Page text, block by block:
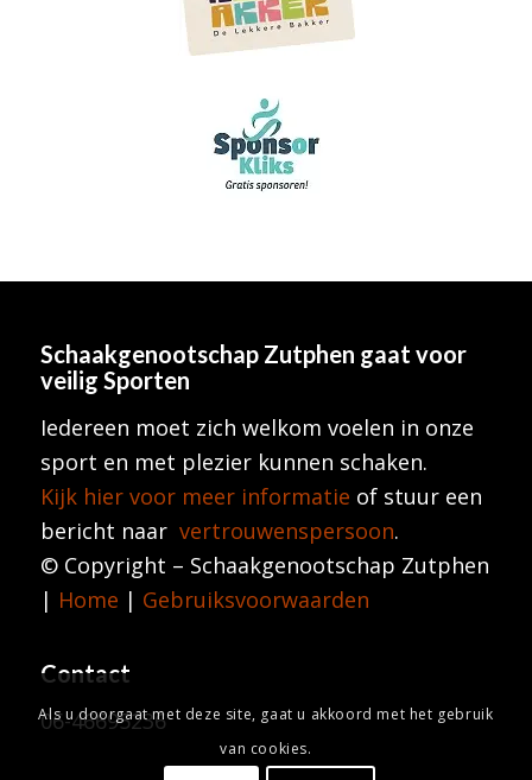
Schaakgenootschap Zutphen gaat voor
veilig Sporten
Iedereen moet zich welkom voelen in onze
sport en met plezier kunnen schaken.
Kijk hier voor meer informatie of stuur een
bericht naar vertrouwenspersoon.
© Copyright – Schaakgenootschap Zutphen
| Home | Gebruiksvoorwaarden
Contact
06-46695236
Als u doorgaat met deze site, gaat u akkoord met het gebruik
van cookies.